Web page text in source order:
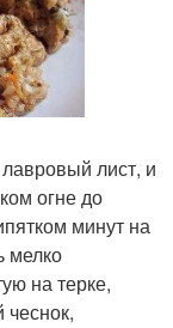
лист, и
огне до
минут на
мелко
на терке,